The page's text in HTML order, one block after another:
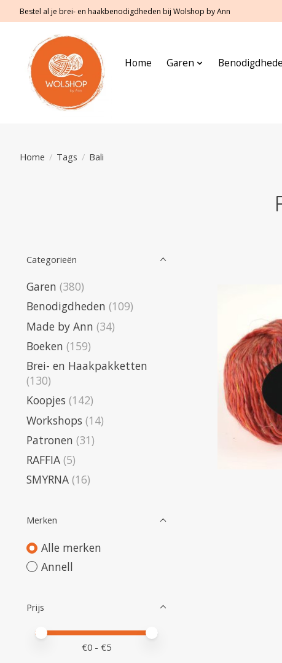
Bestel al je brei- en haakbenodigdheden bij Wolshop by Ann
Home Garen
Home / Tags / Bali
Categorieën
Garen (380)
Benodigdheden (109)
Made by Ann (34)
Boeken (159)
Brei- en Haakpakketten
(130)
Koopjes (142)
Workshops (14)
Patronen (31)
RAFFIA (5)
SMYRNA (16)
Merken
Alle merken
Annell
Prijs
Minimale prijswaarde
Price maximum value
€0 - €5